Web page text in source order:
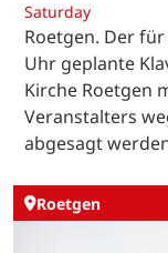
Saturday
Roetgen. Der
Uhr geplante
Kirche Roetgen
Veranstalters
abgesagt
Roetgen